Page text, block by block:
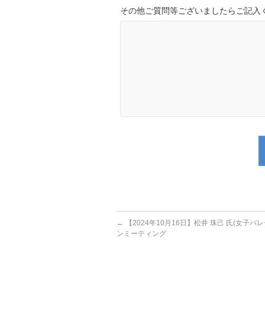
その他ご質問等ございましたらご記入
←
【2024年10月16日】松井 珠己 氏(女子バ
ンミーティング